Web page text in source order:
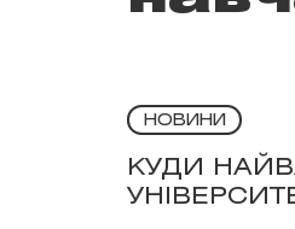
НОВИНИ
КУДИ